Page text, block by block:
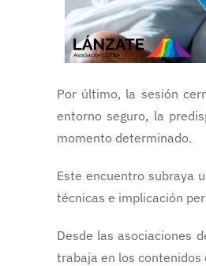
Por último, la sesión
entorno seguro, la
momento determinado.
Este encuentro subraya
técnicas e implicación
Desde las asociaciones
trabaja en los contenidos